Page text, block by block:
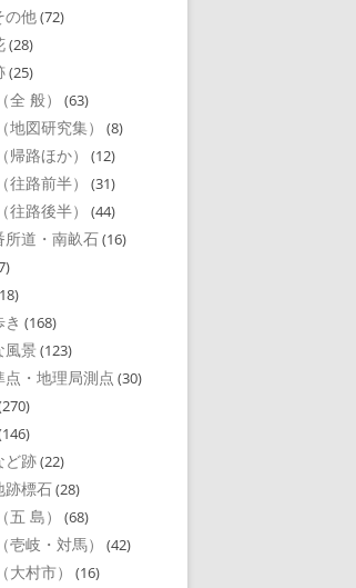
の他(72)
(28)
(25)
般） (63)
図研究集） (8)
路ほか） (12)
路前半） (31)
路後半） (44)
所道・南畝石(16)
(168)
風景 (123)
・地理局測点 (30)
ど跡(22)
跡標石(28)
島） (68)
岐・対馬） (42)
村市） (16)